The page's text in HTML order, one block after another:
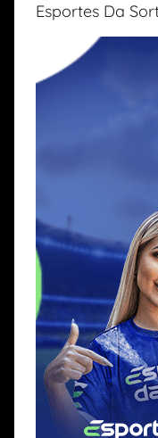
Esportes Da